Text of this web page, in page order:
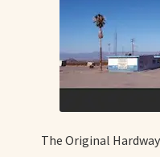
The Original